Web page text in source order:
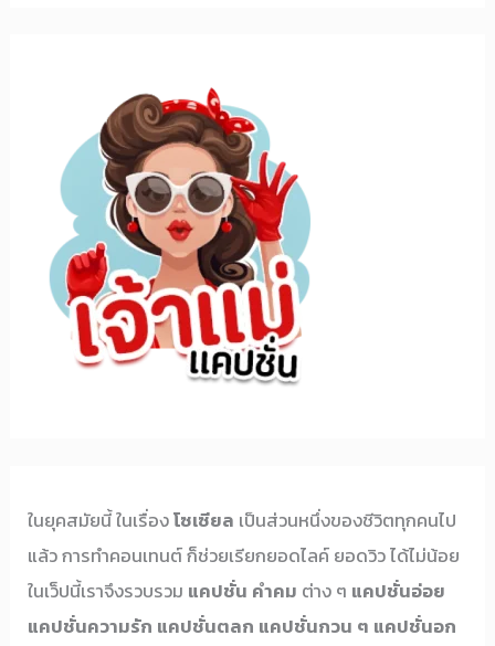
ในยุคสมัยนี้ ในเรื่องโซเซียล เป็นส่วนหนึ่งของชีวิตทุกคนไป
แล้ว การทำคอนเทนต์ ก็ช่วยเรียกยอดไลค์ ยอดวิว ได้ไม่น้อย
ในเว็ปนี้เราจึงรวบรวม แคปชั่น คำคม ต่าง ๆ แคปชั่นอ่อย
แคปชั่นความรัก แคปชั่นตลก แคปชั่นกวน ๆ แคปชั่นอก